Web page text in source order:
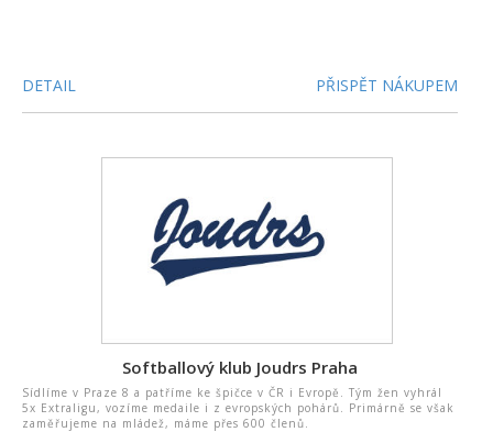
DETAIL PŘISPĚT NÁKUPEM
Softballový klub Joudrs Praha
Sídlíme v Praze 8 a patříme ke špičce v ČR i Evropě. Tým žen vyhrál
5x Extraligu, vozíme medaile i z evropských pohárů. Primárně se však
zaměřujeme na mládež, máme přes 600 členů.